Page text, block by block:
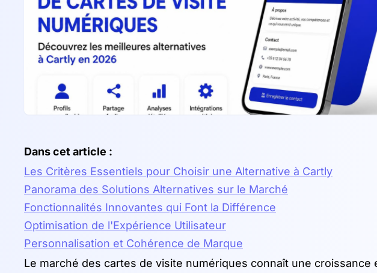
Dans cet article :
Les Critères Essentiels pour Choisir une Alternative à Cartly
Panorama des Solutions Alternatives sur le Marché
Fonctionnalités Innovantes qui Font la Différence
Optimisation de l'Expérience Utilisateur
Personnalisation et Cohérence de Marque
Le marché des cartes de visite numériques connaît une croissance